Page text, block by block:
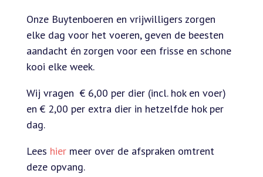
Onze Buytenboeren en vrijwilligers zorgen
elke dag voor het voeren, geven de beesten
aandacht én zorgen voor een frisse en schone
kooi elke week.
Wij vragen € 6,00 per dier (incl. hok en voer)
en € 2,00 per extra dier in hetzelfde hok per
dag.
Lees hiermeer over de afspraken omtrent
deze opvang.